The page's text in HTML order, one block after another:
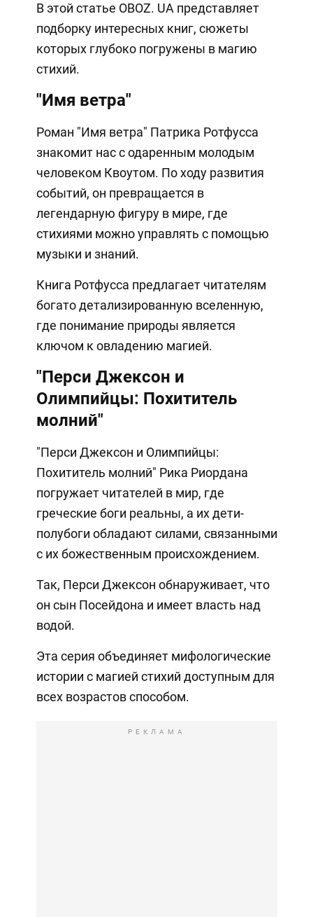
В этой статье OBOZ. UA представляет
подборку интересных книг, сюжеты
которых глубоко погружены в магию
стихий.
"Имя ветра"
Роман "Имя ветра" Патрика Ротфусса
знакомит нас с одаренным молодым
человеком Квоутом. По ходу развития
событий, он превращается в
легендарную фигуру в мире, где
стихиями можно управлять с помощью
музыки и знаний.
Книга Ротфусса предлагает читателям
богато детализированную вселенную,
где понимание природы является
ключом к овладению магией.
"Перси Джексон и
Олимпийцы: Похититель
молний"
"Перси Джексон и Олимпийцы:
Похититель молний" Рика Риордана
погружает читателей в мир, где
греческие боги реальны, а их дети-
полубоги обладают силами, связанными
с их божественным происхождением.
Так, Перси Джексон обнаруживает, что
он сын Посейдона и имеет власть над
водой.
Эта серия объединяет мифологические
истории с магией стихий доступным для
всех возрастов способом.
РЕКЛАМА